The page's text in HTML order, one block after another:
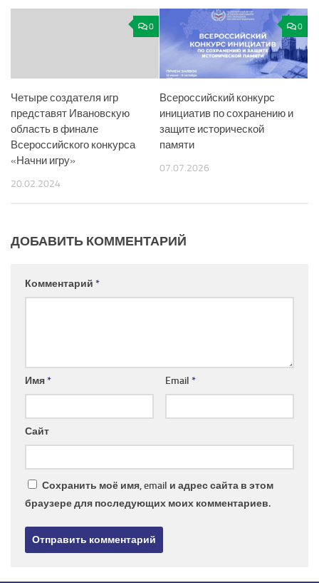
0
Четыре создателя игр
представят Ивановскую
область в финале
Всероссийского конкурса
«Начни игру»
20.02.2024
0
Всероссийский конкурс
инициатив по сохранению и
защите исторической
памяти
07.07.2026
ДОБАВИТЬ КОММЕНТАРИЙ
Комментарий *
Имя* Email *
Сайт
Сохранить моё имя, email и адрес сайта в этом
браузере для последующих моих комментариев.